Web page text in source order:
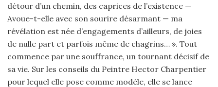
détour d’un chemin, des caprices de l’existence —
Avoue-t-elle avec son sourire désarmant — ma
révélation est née d’engagements d’ailleurs, de joies
de nulle part et parfois même de chagrins… ». Tout
commence par une souffrance, un tournant décisif de
sa vie. Sur les conseils du Peintre Hector Charpentier
pour lequel elle pose comme modèle, elle se lance